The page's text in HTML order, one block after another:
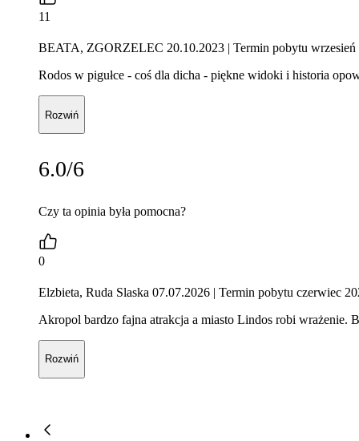
11
BEATA, ZGORZELEC 20.10.2023 | Termin pobytu wrzesień
Rodos w pigułce - coś dla dicha - piękne widoki i historia
Rozwiń
6.0/6
Czy ta opinia była pomocna?
0
Elzbieta, Ruda Slaska 07.07.2026 | Termin pobytu czerwiec
Akropol bardzo fajna atrakcja a miasto Lindos robi wrażenie.
Rozwiń